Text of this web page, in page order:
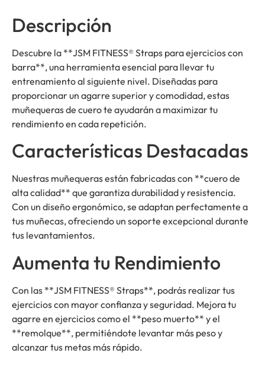
Descripción
Descubre la **JSM FITNESS® Straps para ejercicios con
barra**, una herramienta esencial para llevar tu
entrenamiento al siguiente nivel. Diseñadas para
proporcionar un agarre superior y comodidad, estas
muñequeras de cuero te ayudarán a maximizar tu
rendimiento en cada repetición.
Características Destacadas
Nuestras muñequeras están fabricadas con **cuero de
alta calidad** que garantiza durabilidad y resistencia.
Con un diseño ergonómico, se adaptan perfectamente a
tus muñecas, ofreciendo un soporte excepcional durante
tus levantamientos.
Aumenta tu Rendimiento
Con las **JSM FITNESS® Straps**, podrás realizar tus
ejercicios con mayor confianza y seguridad. Mejora tu
agarre en ejercicios como el **peso muerto** y el
**remolque**, permitiéndote levantar más peso y
alcanzar tus metas más rápido.